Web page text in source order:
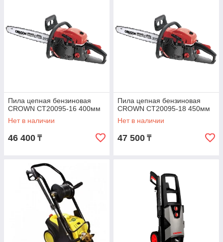
Пила цепная бензиновая
CROWN CT20095-16 400мм
Нет в наличии
46 400 ₸
Пила цепная бензиновая
CROWN CT20095-18 450мм
Нет в наличии
47 500 ₸